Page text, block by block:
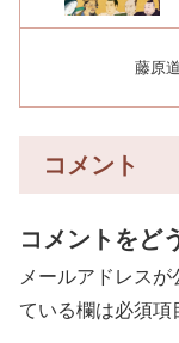
藤原
コメント
コメントをど
メールアドレスが
ている欄は必須項